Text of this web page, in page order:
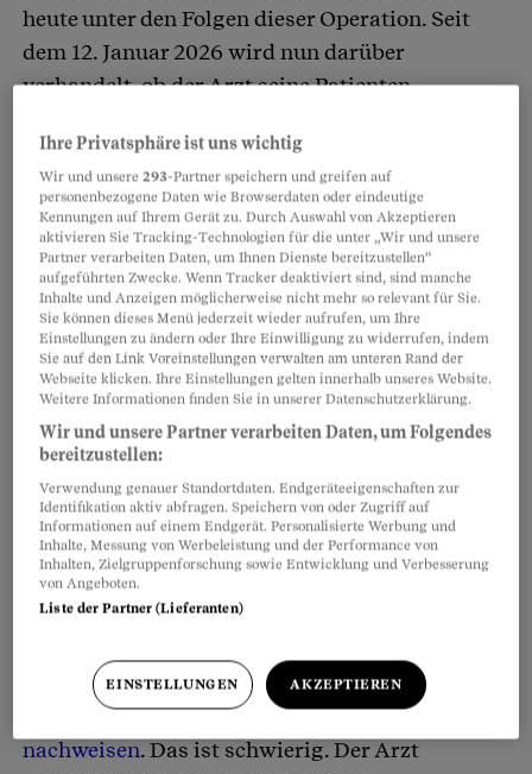
heute unter den Folgen dieser Operation. Seit
dem 12. Januar 2026 wird nun darüber
verhandelt, ob der Arzt seine Patienten
Partnerinhalte
Arztfehler – das ist jetzt zu tun
Wenn Ärzte Fehler machen, haben Patienten
Schadenersatz oderSchmerzensgeld einklagen
wollen, müssen sie den
Behandlungsfehler
nachweisen. Das ist schwierig. Der Arzt
Ihre Privatsphäre ist uns wichtig
Wir und unsere293-Partner speichern und greifen auf
personenbezogene Daten wie Browserdaten oder eindeutige
Kennungen auf Ihrem Gerät zu. Durch Auswahl von Akzeptieren
aktivieren Sie Tracking-Technologien für die unter „Wir und unsere
Partner verarbeiten Daten, um Ihnen Dienste bereitzustellen“
aufgeführten Zwecke. Wenn Tracker deaktiviert sind, sind manche
Inhalte und Anzeigen möglicherweise nicht mehr so relevant für Sie.
Sie können dieses Menü jederzeit wieder aufrufen, um Ihre
Einstellungen zu ändern oder Ihre Einwilligung zu widerrufen, indem
Sie auf den Link Voreinstellungen verwalten am unteren Rand der
Webseite klicken. Ihre Einstellungen gelten innerhalb unseres Website.
Weitere Informationen finden Sie in unserer Datenschutzerklärung.
Wir und unsere Partner verarbeiten Daten, um Folgendes
bereitzustellen:
Verwendung genauer Standortdaten. Endgeräteeigenschaften zur
Identifikation aktiv abfragen. Speichern von oder Zugriff auf
Informationen auf einem Endgerät. Personalisierte Werbung und
Inhalte, Messung von Werbeleistung und der Performance von
Inhalten, Zielgruppenforschung sowie Entwicklung und Verbesserung
von Angeboten.
Liste der Partner (Lieferanten)
EINSTELLUNGEN AKZEPTIEREN